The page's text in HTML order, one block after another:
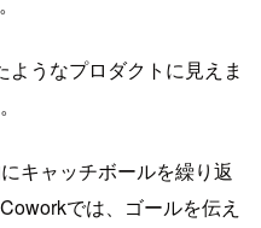
うなプロダクトに見えま
キャッチボールを繰り返
では、ゴールを伝え